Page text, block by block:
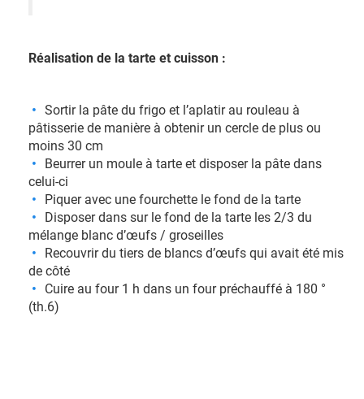
Réalisation de la tarte et cuisson :
Sortir la pâte du frigo et l’aplatir au rouleau à
pâtisserie de manière à obtenir un cercle de plus ou
moins 30 cm
Beurrer un moule à tarte et disposer la pâte dans
celui-ci
Piquer avec une fourchette le fond de la tarte
Disposer dans sur le fond de la tarte les 2/3 du
mélange blanc d’œufs / groseilles
Recouvrir du tiers de blancs d’œufs qui avait été mis
de côté
Cuire au four 1 h dans un four préchauffé à 180 °
(th.6)